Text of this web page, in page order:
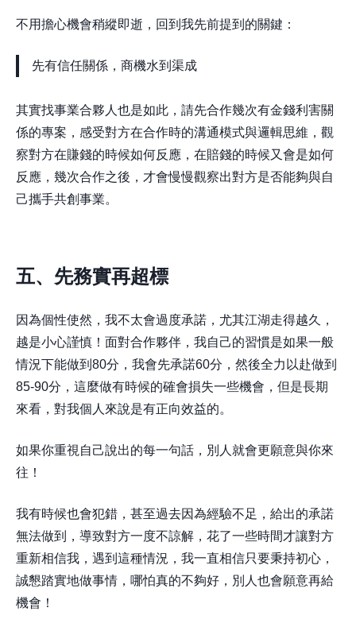
不用擔心機會稍縱即逝，回到我先前提到的關鍵：
先有信任關係，商機水到渠成
其實找事業合夥人也是如此，請先合作幾次有金錢利害關
係的專案，感受對方在合作時的溝通模式與邏輯思維，觀
察對方在賺錢的時候如何反應，在賠錢的時候又會是如何
反應，幾次合作之後，才會慢慢觀察出對方是否能夠與自
己攜手共創事業。
五、先務實再超標
因為個性使然，我不太會過度承諾，尤其江湖走得越久，
越是小心謹慎！面對合作夥伴，我自己的習慣是如果一般
情況下能做到80分，我會先承諾60分，然後全力以赴做到
85-90分，這麼做有時候的確會損失一些機會，但是長期
來看，對我個人來說是有正向效益的。
如果你重視自己說出的每一句話，別人就會更願意與你來
往！
我有時候也會犯錯，甚至過去因為經驗不足，給出的承諾
無法做到，導致對方一度不諒解，花了一些時間才讓對方
重新相信我，遇到這種情況，我一直相信只要秉持初心，
誠懇踏實地做事情，哪怕真的不夠好，別人也會願意再給
機會！